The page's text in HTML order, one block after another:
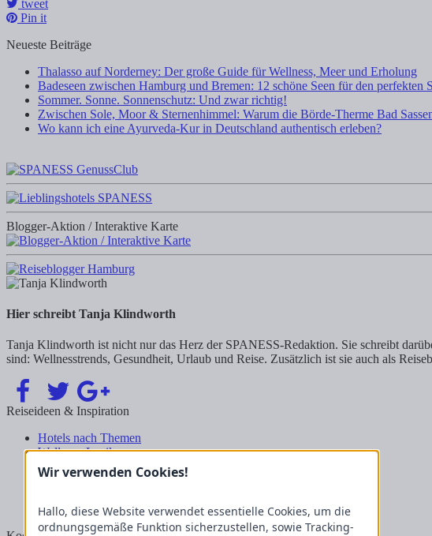
tweet
Pin it
Neueste Beiträge
Thalasso auf Norderney: Der große Guide für Wellness, Meer und Erholung
Badeseen zwischen Hamburg und Bremen: 12 schöne Seen für den perfekten
Sommer. Sonne. Sonnenschutz: Und zwar richtig!
Zwischen Sole, Moor & Sternenhimmel: Warum die Börde-Therme Bad
Wo kann ich eine Ayurveda-Kur in Deutschland authentisch erleben?
Blogger-Aktion / Interaktive Karte
Hier schreibt Tanja Klindworth
Tanja Klindworth ist nicht nur das Herz der SPANESS-Redaktion. Sie schreibt
sind: Wellnesstrends, Gesundheit, Urlaub und Reise. Zusätzlich ist sie auch als
Reiseideen & Inspiration
Hotels nach Themen
Wellness-Lexikon
Business-Lexikon
Urlaubsregionen in Deutschland
Wanderrouten
Wir verwenden Cookies!
Hallo, diese Website verwendet essentielle Cookies, um die
ordnungsgemäße Funktion sicherzustellen, sowie Tracking-